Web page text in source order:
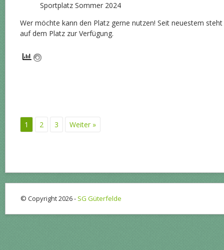
Sportplatz Sommer 2024
Wer möchte kann den Platz gerne nutzen! Seit neuestem
auf dem Platz zur Verfügung.
1 2 3 Weiter »
© Copyright 2026 - SG Güterfelde